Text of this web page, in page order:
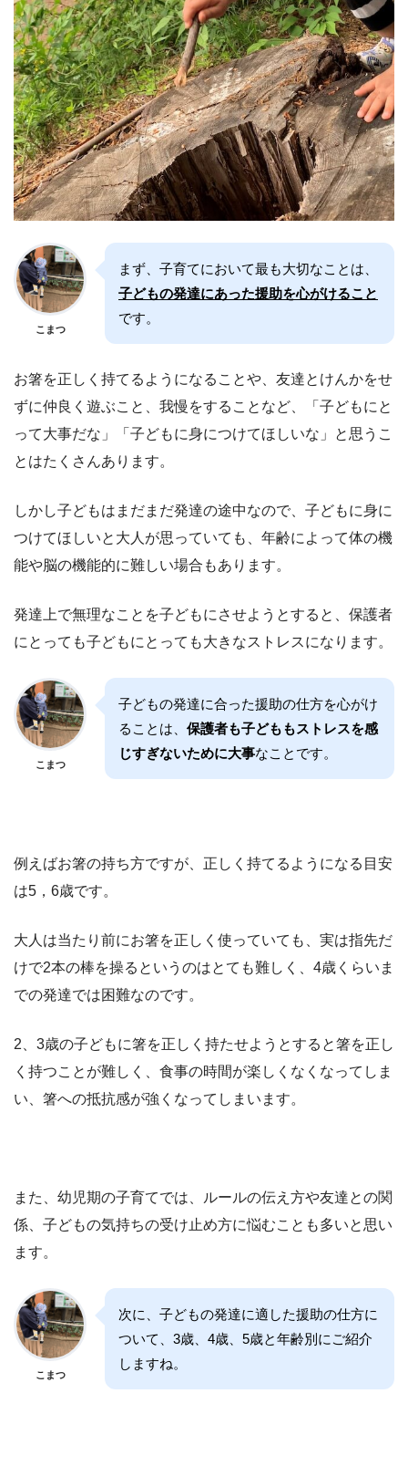
こまつ
まず、子育てにおいて最も大切なことは、
子どもの発達にあった援助を心がけること
です。
お箸を正しく持てるようになることや、友達とけんかをせ
ずに仲良く遊ぶこと、我慢をすることなど、「子どもにと
って大事だな」「子どもに身につけてほしいな」と思うこ
とはたくさんあります。
しかし子どもはまだまだ発達の途中なので、子どもに身に
つけてほしいと大人が思っていても、年齢によって体の機
能や脳の機能的に難しい場合もあります。
発達上で無理なことを子どもにさせようとすると、保護者
にとっても子どもにとっても大きなストレスになります。
こまつ
子どもの発達に合った援助の仕方を心がけ
ることは、 保護者も子どももストレスを感
じすぎないために大事なことです。
例えばお箸の持ち方ですが、正しく持てるようになる目安
は5，6歳です。
大人は当たり前にお箸を正しく使っていても、実は指先だ
けで2本の棒を操るというのはとても難しく、4歳くらいま
での発達では困難なのです。
2、3歳の子どもに箸を正しく持たせようとすると箸を正し
く持つことが難しく、食事の時間が楽しくなくなってしま
い、箸への抵抗感が強くなってしまいます。
また、幼児期の子育てでは、ルールの伝え方や友達との関
係、子どもの気持ちの受け止め方に悩むことも多いと思い
ます。
こまつ
次に、子どもの発達に適した援助の仕方に
ついて、3歳、4歳、5歳と年齢別にご紹介
しますね。